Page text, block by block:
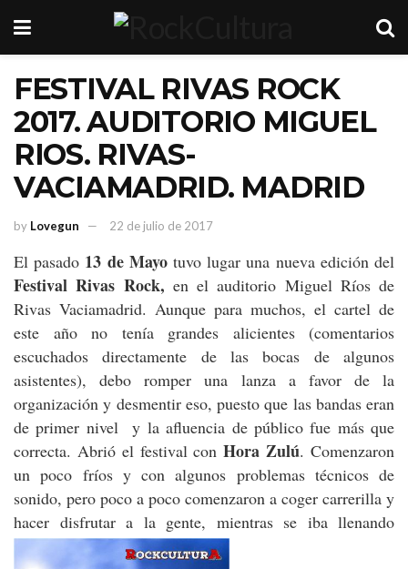
FESTIVAL RIVAS ROCK
2017. AUDITORIO MIGUEL
RIOS. RIVAS-
VACIAMADRID. MADRID
by Lovegun 22 de julio de 2017
El pasado 13 de Mayotuvo lugar una nueva edición del
Festival Rivas Rock, en el auditorio Miguel Ríos de
Rivas Vaciamadrid. Aunque para muchos, el cartel de
este año no tenía grandes alicientes (comentarios
escuchados directamente de las bocas de algunos
asistentes), debo romper una lanza a favor de la
organización y desmentir eso, puesto que las bandas eran
de primer nivel y la afluencia de público fue más que
correcta. Abrió el festival conHora Zulú. Comenzaron
un poco fríos y con algunos problemas técnicos de
sonido, pero poco a poco comenzaron a coger carrerilla y
hacer disfrutar a la gente, mientras se iba llenando